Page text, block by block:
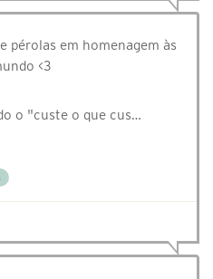
pérolas em homenagem às
<3
o "custe o que cus…